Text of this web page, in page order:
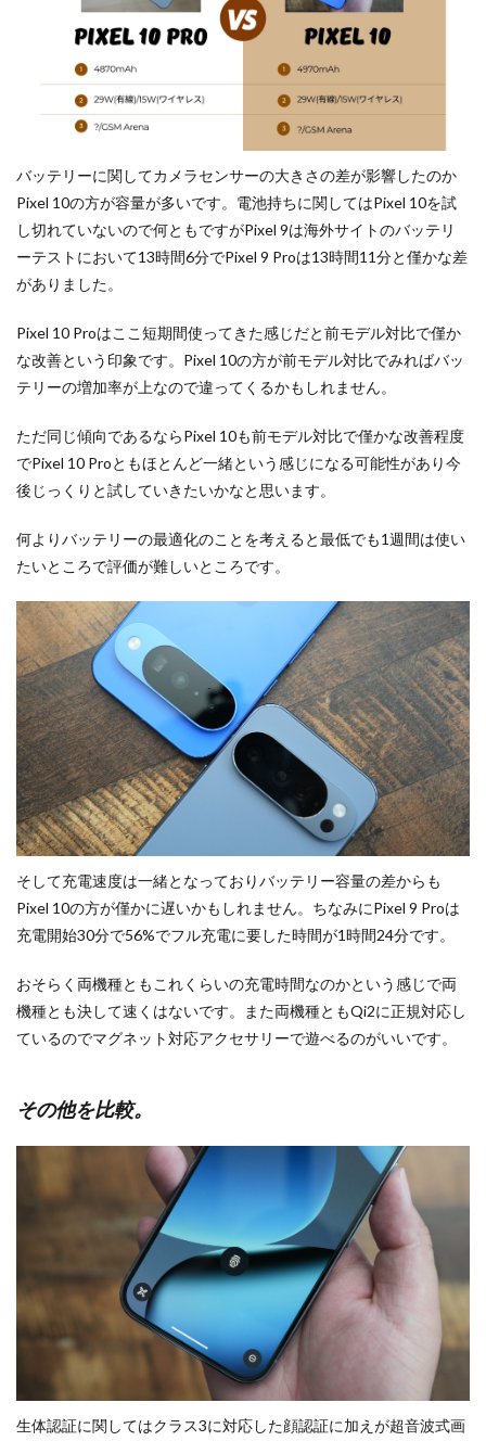
バッテリーに関してカメラセンサーの大きさの差が影響したのか
Pixel 10の方が容量が多いです。電池持ちに関してはPixel 10を試
し切れていないので何ともですがPixel 9は海外サイトのバッテリ
ーテストにおいて13時間6分でPixel 9 Proは13時間11分と僅かな差
がありました。
Pixel 10 Proはここ短期間使ってきた感じだと前モデル対比で僅か
な改善という印象です。Pixel 10の方が前モデル対比でみればバッ
テリーの増加率が上なので違ってくるかもしれません。
ただ同じ傾向であるならPixel 10も前モデル対比で僅かな改善程度
でPixel 10 Proともほとんど一緒という感じになる可能性があり今
後じっくりと試していきたいかなと思います。
何よりバッテリーの最適化のことを考えると最低でも1週間は使い
たいところで評価が難しいところです。
そして充電速度は一緒となっておりバッテリー容量の差からも
Pixel 10の方が僅かに遅いかもしれません。ちなみにPixel 9 Proは
充電開始30分で56%でフル充電に要した時間が1時間24分です。
おそらく両機種ともこれくらいの充電時間なのかという感じで両
機種とも決して速くはないです。また両機種ともQi2に正規対応し
ているのでマグネット対応アクセサリーで遊べるのがいいです。
その他を比較。
生体認証に関してはクラス3に対応した顔認証に加えが超音波式画